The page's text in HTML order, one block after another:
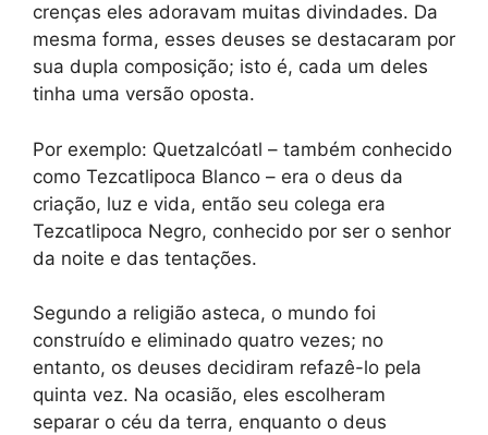
crenças eles adoravam muitas divindades. Da
mesma forma, esses deuses se destacaram por
sua dupla composição; isto é, cada um deles
tinha uma versão oposta.
Por exemplo: Quetzalcóatl – também conhecido
como Tezcatlipoca Blanco – era o deus da
criação, luz e vida, então seu colega era
Tezcatlipoca Negro, conhecido por ser o senhor
da noite e das tentações.
Segundo a religião asteca, o mundo foi
construído e eliminado quatro vezes; no
entanto, os deuses decidiram refazê-lo pela
quinta vez. Na ocasião, eles escolheram
separar o céu da terra, enquanto o deus